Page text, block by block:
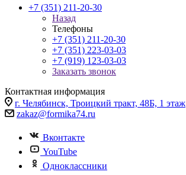
+7 (351) 211-20-30
Назад
Телефоны
+7 (351) 211-20-30
+7 (351) 223-03-03
+7 (919) 123-03-03
Заказать звонок
Контактная информация
г. Челябинск, Троицкий тракт, 48Б, 1 этаж
zakaz@formika74.ru
Вконтакте
YouTube
Одноклассники